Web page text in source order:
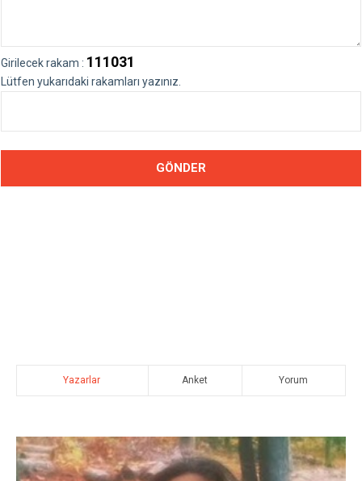
Girilecek rakam : 111031
Lütfen yukarıdaki rakamları yazınız.
Yazarlar Anket Yorum